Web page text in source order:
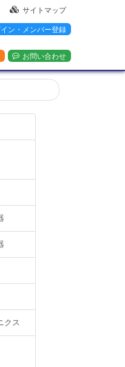
サイトマップ
イン・メンバー登録
お問い合わせ
クス